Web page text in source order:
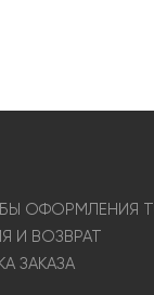
ОФОРМЛЕНИЯ
И ВОЗВРАТ
ЗАКАЗА